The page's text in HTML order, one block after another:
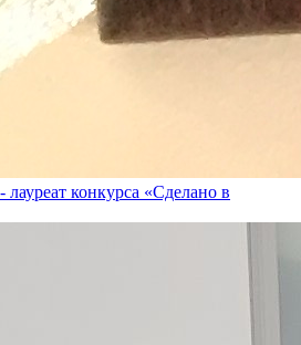
конкурса «Сделано в